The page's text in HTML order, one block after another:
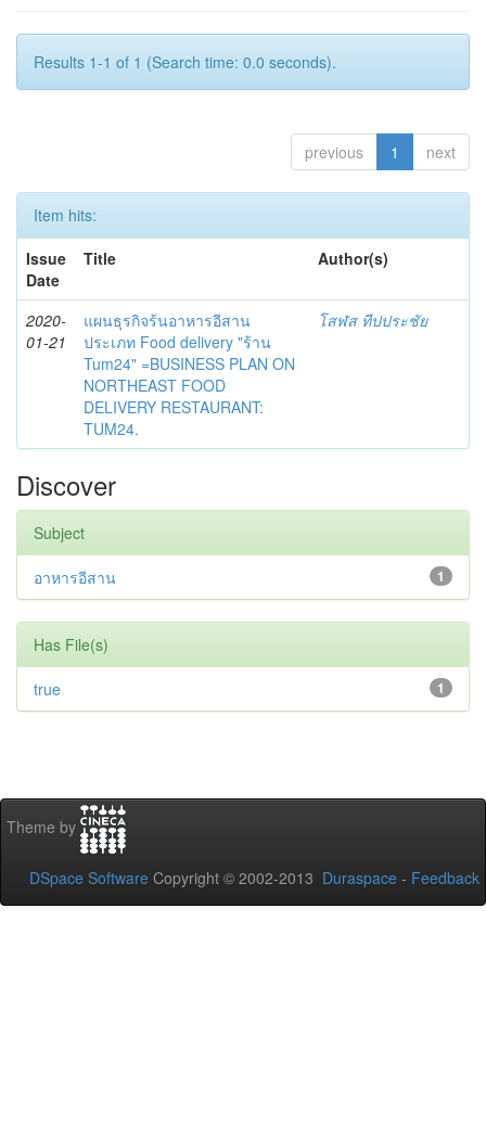
Results 1-1 of 1 (Search time: 0.0 seconds).
previous 1 next
Item hits:
Issue
Date
Title Author(s)
2020-
01-21
แผนธุรกิจร้นอาหารอีสาน
ประเภท Food delivery "ร้าน
Tum24" =BUSINESS PLAN ON
NORTHEAST FOOD
DELIVERY RESTAURANT:
TUM24.
โสฬส ทีปประชัย
Discover
Subject
1
อาหารอีสาน
Has File(s)
1
true
Theme by
DSpace Software Copyright © 2002-2013 Duraspace - Feedback